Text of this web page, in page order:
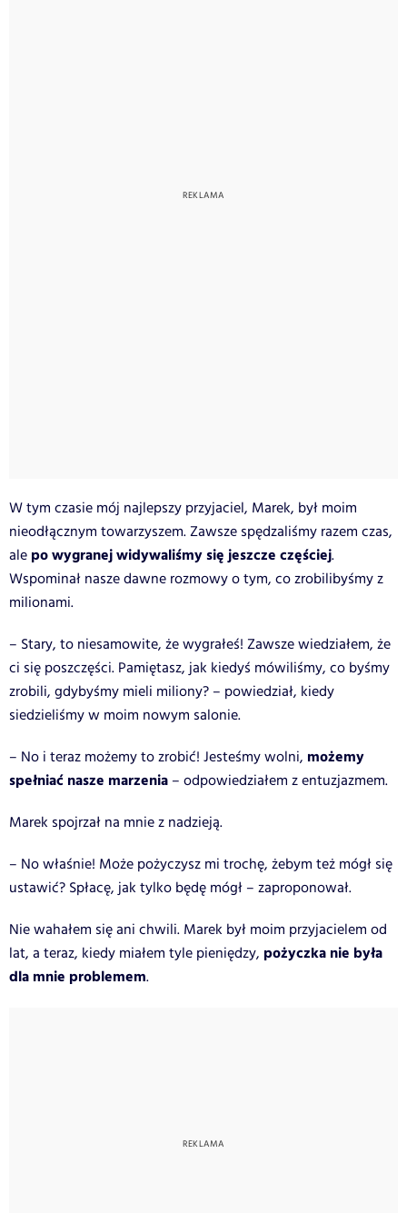
W tym czasie mój najlepszy przyjaciel, Marek, był moim
nieodłącznym towarzyszem. Zawsze spędzaliśmy razem czas,
ale po wygranej widywaliśmy się jeszcze częściej.
Wspominał nasze dawne rozmowy o tym, co zrobilibyśmy z
milionami.
– Stary, to niesamowite, że wygrałeś! Zawsze wiedziałem, że
ci się poszczęści. Pamiętasz, jak kiedyś mówiliśmy, co byśmy
zrobili, gdybyśmy mieli miliony? – powiedział, kiedy
siedzieliśmy w moim nowym salonie.
– No i teraz możemy to zrobić! Jesteśmy wolni, możemy
spełniać nasze marzenia – odpowiedziałem z entuzjazmem.
Marek spojrzał na mnie z nadzieją.
– No właśnie! Może pożyczysz mi trochę, żebym też mógł się
ustawić? Spłacę, jak tylko będę mógł – zaproponował.
Nie wahałem się ani chwili. Marek był moim przyjacielem od
lat, a teraz, kiedy miałem tyle pieniędzy, pożyczka nie była
dla mnie problemem.